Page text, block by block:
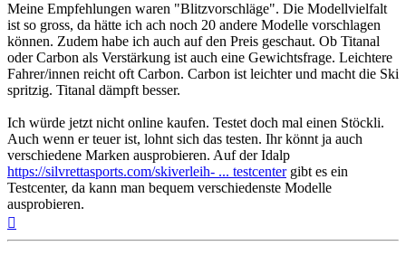
Meine Empfehlungen waren "Blitzvorschläge". Die Modellvielfalt
ist so gross, da hätte ich ach noch 20 andere Modelle vorschlagen
können. Zudem habe ich auch auf den Preis geschaut. Ob Titanal
oder Carbon als Verstärkung ist auch eine Gewichtsfrage. Leichtere
Fahrer/innen reicht oft Carbon. Carbon ist leichter und macht die Ski
spritzig. Titanal dämpft besser.
Ich würde jetzt nicht online kaufen. Testet doch mal einen Stöckli.
Auch wenn er teuer ist, lohnt sich das testen. Ihr könnt ja auch
verschiedene Marken ausprobieren. Auf der Idalp
https://silvrettasports.com/skiverleih- ... testcentergibt es ein
Testcenter, da kann man bequem verschiedenste Modelle
ausprobieren.